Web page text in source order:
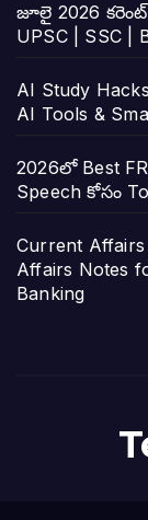
జూలై 2026 కరెంట్
UPSC | SSC |
AI Study
AI Tools &
2026లో Best
Speech కోసం
Current
Affairs Notes
Banking